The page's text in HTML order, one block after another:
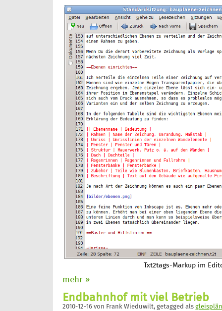
Txt2tags-Markup im
mehr »
Endbahnhof mit viel Betrieb
2010-12-16 von Frank Wieduwilt, getagged als